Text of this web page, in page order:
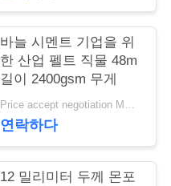
바늘 시멘트 기업을 위
한 산업 펠트 직물 48m
길이 2400gsm 무게
Price accept negotiation MOQ:1 PC
연락하다
12 밀리미터 두께 몬포